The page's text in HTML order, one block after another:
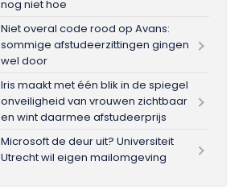
nog niet hoe
Niet overal code rood op Avans:
sommige afstudeerzittingen gingen
wel door
Iris maakt met één blik in de spiegel
onveiligheid van vrouwen zichtbaar
en wint daarmee afstudeerprijs
Microsoft de deur uit? Universiteit
Utrecht wil eigen mailomgeving